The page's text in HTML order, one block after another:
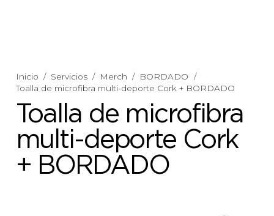
Inicio / Servicios / Merch / BORDADO
/
Toalla de microfibra multi-deporte Cork + BORDADO
Toalla de microfibra
multi-deporte Cork
+ BORDADO